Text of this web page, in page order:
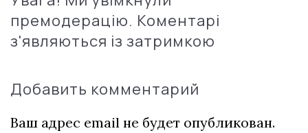
премодерацію. Коментарі
з'являються із затримкою
Добавить комментарий
Ваш адрес email не будет опубликован.